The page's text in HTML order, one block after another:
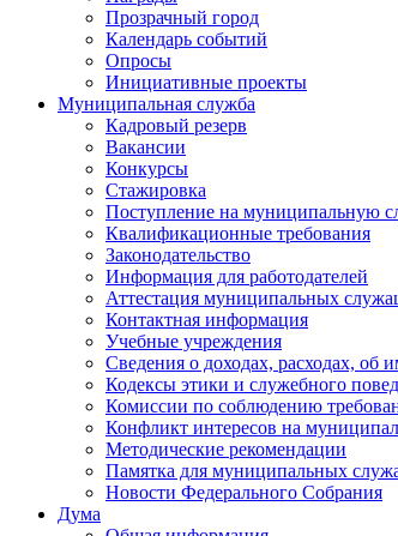
Прозрачный город
Календарь событий
Опросы
Инициативные проекты
Муниципальная служба
Кадровый резерв
Вакансии
Конкурсы
Стажировка
Поступление на муниципальную
Квалификационные требования
Законодательство
Информация для работодателей
Аттестация муниципальных
Контактная информация
Учебные учреждения
Сведения о доходах, расходах, об
Кодексы этики и служебного
Комиссии по соблюдению
Конфликт интересов на
Методические рекомендации
Памятка для муниципальных
Новости Федерального Cобрания
Дума